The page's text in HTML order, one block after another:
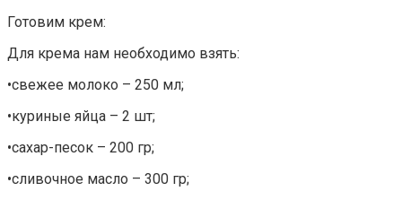
Готовим крем:
Для крема нам необходимо взять:
•свежее молоко – 250 мл;
•куриные яйца – 2 шт;
•сахар-песок – 200 гр;
•сливочное масло – 300 гр;